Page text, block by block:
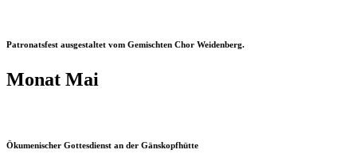
Patronatsfest ausgestaltet vom Gemischten Chor Weidenberg.
Monat Mai
Ökumenischer Gottesdienst an der Gänskopfhütte